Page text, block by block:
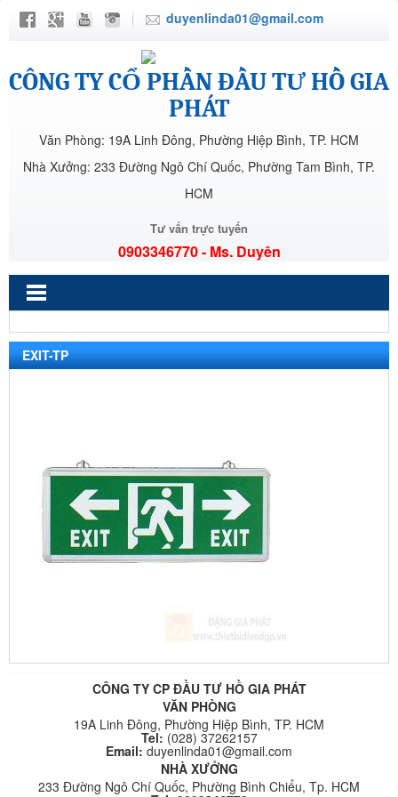
duyenlinda01@gmail.com
CÔNG TY CỔ PHẦN ĐẦU TƯ HỒ GIA
PHÁT
Văn Phòng: 19A Linh Đông, Phường Hiệp Bình, TP. HCM
Nhà Xưởng: 233 Đường Ngô Chí Quốc, Phường Tam Bình, TP.
HCM
Tư vấn trực tuyến
0903346770 - Ms. Duyên
EXIT-TP
CÔNG TY CP ĐẦU TƯ HỒ GIA PHÁT
VĂN PHÒNG
19A Linh Đông, Phường Hiệp Bình, TP. HCM
Tel: (028) 37262157
Email: duyenlinda01@gmail.com
NHÀ XƯỞNG
233 Đường Ngô Chí Quốc, Phường Bình Chiểu, Tp. HCM